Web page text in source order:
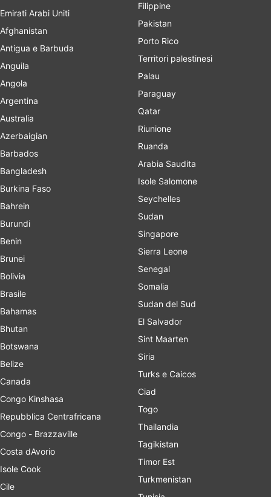
Emirati Arabi Uniti
Afghanistan
Antigua e Barbuda
Anguila
Angola
Argentina
Australia
Azerbaigian
Barbados
Bangladesh
Burkina Faso
Bahrein
Burundi
Benin
Brunei
Bolivia
Brasile
Bahamas
Bhutan
Botswana
Belize
Canada
Congo Kinshasa
Repubblica Centrafricana
Congo - Brazzaville
Costa dAvorio
Isole Cook
Cile
Filippine
Pakistan
Porto Rico
Territori palestinesi
Palau
Paraguay
Qatar
Riunione
Ruanda
Arabia Saudita
Isole Salomone
Seychelles
Sudan
Singapore
Sierra Leone
Senegal
Somalia
Sudan del Sud
El Salvador
Sint Maarten
Siria
Turks e Caicos
Ciad
Togo
Thailandia
Tagikistan
Timor Est
Turkmenistan